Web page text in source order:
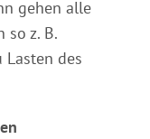
gehen alle
so z. B.
Lasten des